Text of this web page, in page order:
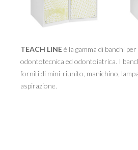
TEACH LINEè la gamma di banchi
odontotecnica ed odontoiatrica. I
forniti di mini-riunito, manichino,
aspirazione.